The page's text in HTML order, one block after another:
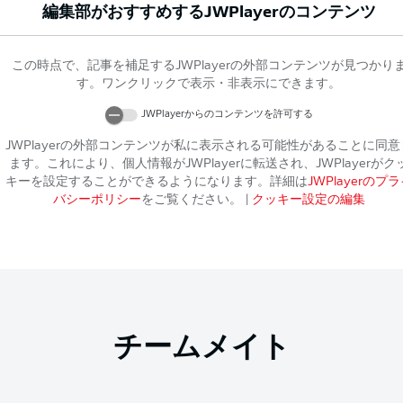
編集部がおすすめするJWPlayerのコンテンツ
この時点で、記事を補足するJWPlayerの外部コンテンツが見つかりま
す。ワンクリックで表示・非表示にできます。
JWPlayerからのコンテンツを許可する
JWPlayerの外部コンテンツが私に表示される可能性があることに同意
ます。これにより、個人情報がJWPlayerに転送され、 JWPlayerがク
キーを設定することができるようになります。詳細はJWPlayerのプラ
バシーポリシーをご覧ください。 クッキー設定の編集
チームメイト